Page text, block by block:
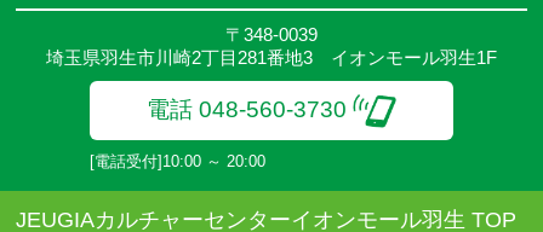
●参加人数が一定に満たない場合、体験や講座開講を中止または延
●その他、詳しい内容については、ご入会時にご説明をさせていた
だきます。
〒348-0039
埼玉県羽生市川崎2丁目281番地3 イオンモール羽生1F
電話 048-560-3730
[電話受付]10:00 ～ 20:00
JEUGIAカルチャーセンターイオンモール羽生 TOP